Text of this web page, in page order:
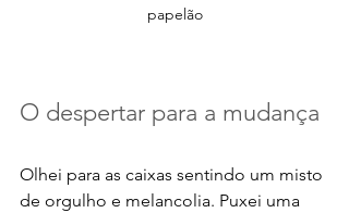
papelão
O despertar para a mudança
Olhei para as caixas sentindo um misto
de orgulho e melancolia. Puxei uma